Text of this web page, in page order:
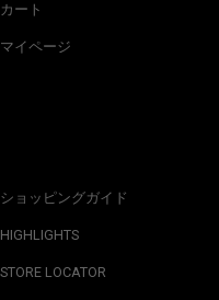
カート
マイページ
ショッピングガイド
HIGHLIGHTS
STORE LOCATOR